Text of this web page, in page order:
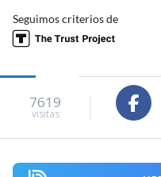
Seguimos criterios de
7619
visitas